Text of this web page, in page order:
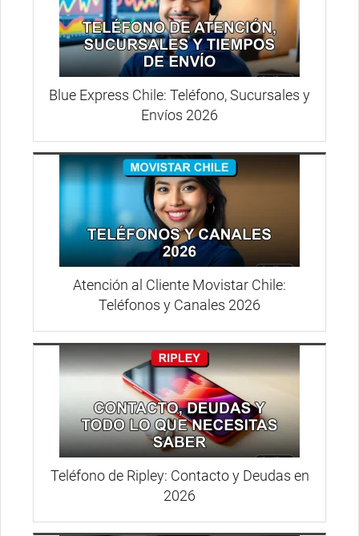
Blue Express Chile: Teléfono, Sucursales y
Envíos 2026
Atención al Cliente Movistar Chile:
Teléfonos y Canales 2026
Teléfono de Ripley: Contacto y Deudas en
2026